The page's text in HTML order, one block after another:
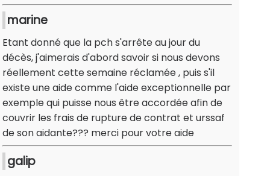
marine
Etant donné que la pch s'arrête au jour du
décès, j'aimerais d'abord savoir si nous devons
réellement cette semaine réclamée , puis s'il
existe une aide comme l'aide exceptionnelle par
exemple qui puisse nous être accordée afin de
couvrir les frais de rupture de contrat et urssaf
de son aidante??? merci pour votre aide
galip